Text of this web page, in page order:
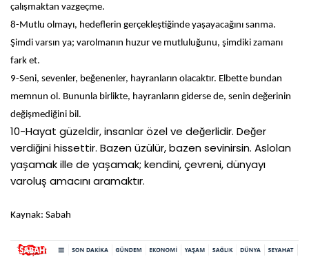
çalışmaktan vazgeçme.
8-Mutlu olmayı, hedeflerin gerçekleştiğinde yaşayacağını sanma.
Şimdi varsın ya; varolmanın huzur ve mutluluğunu, şimdiki zamanı
fark et.
9-Seni, sevenler, beğenenler, hayranların olacaktır. Elbette bundan
memnun ol. Bununla birlikte, hayranların giderse de, senin değerinin
değişmediğini bil.
10-Hayat güzeldir, insanlar özel ve değerlidir. Değer
verdiğini hissettir. Bazen üzülür, bazen sevinirsin. Aslolan
yaşamak ille de yaşamak; kendini, çevreni, dünyayı
varoluş amacını aramaktır.
Kaynak: Sabah